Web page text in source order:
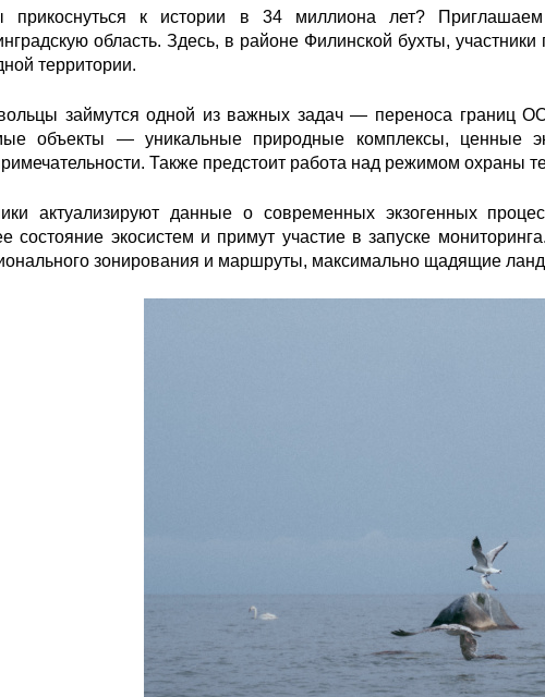
прикоснуться к истории в 34 миллиона лет?
область. Здесь, в районе Филинской бухты,
территории.
займутся одной из важных задач — переноса границ
объекты — уникальные природные комплексы, ценные
Также предстоит работа над режимом охраны
актуализируют данные о современных экзогенных
состояние экосистем и примут участие в запуске
зонирования и маршруты, максимально щадящие